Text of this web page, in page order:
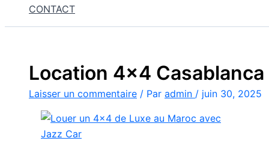
CONTACT
Location 4×4 Casablanca
Laisser un commentaire / Par admin / juin 30, 2025